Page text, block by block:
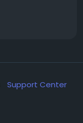
Support Center